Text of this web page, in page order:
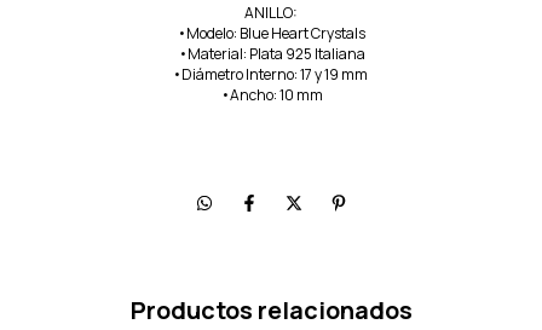
ANILLO:
•Modelo: Blue Heart Crystals
•Material: Plata 925 Italiana
•Diámetro Interno: 17 y 19 mm
•Ancho: 10 mm
Productos relacionados